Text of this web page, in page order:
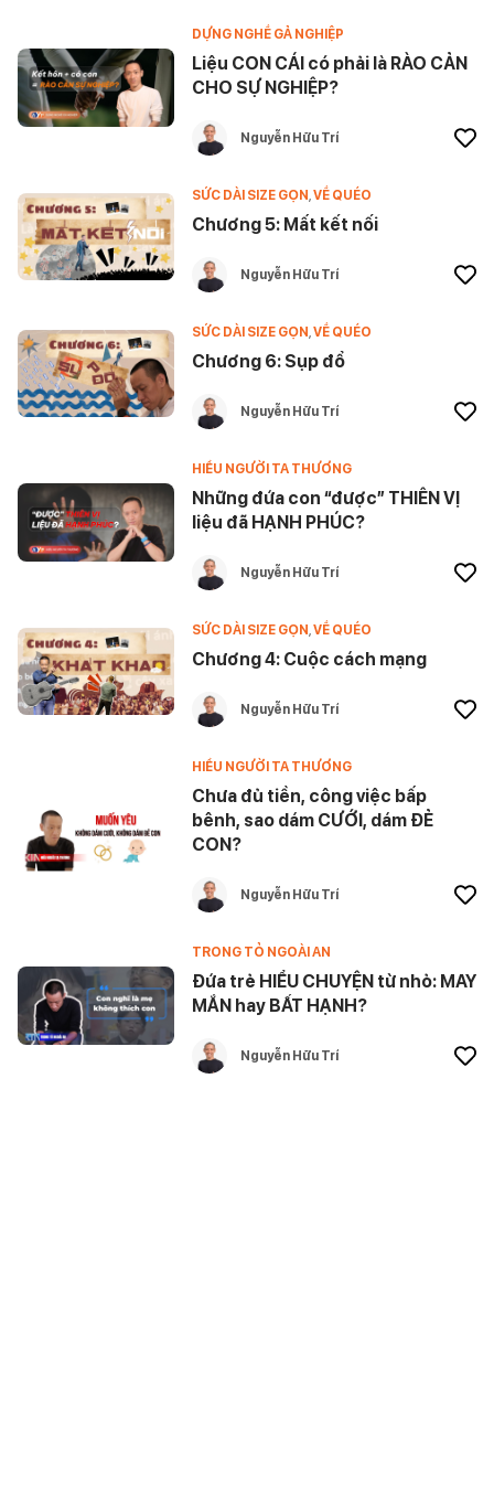
DỰNG NGHỀ GẢ NGHIỆP
Liệu CON CÁI có phải là RÀO CẢN
CHO SỰ NGHIỆP?
Nguyễn Hữu Trí
SỨC DÀI SIZE GỌN VỀ QUÉO
Chương 5: Mất kết nối
Nguyễn Hữu Trí
SỨC DÀI SIZE GỌN VỀ QUÉO
Chương 6: Sụp đổ
Nguyễn Hữu Trí
HIỂU NGƯỜI TA THƯƠNG
Những đứa con “được” THIÊN VỊ
liệu đã HẠNH PHÚC?
Nguyễn Hữu Trí
SỨC DÀI SIZE GỌN VỀ QUÉO
Chương 4: Cuộc cách mạng
Nguyễn Hữu Trí
HIỂU NGƯỜI TA THƯƠNG
Chưa đủ tiền, công việc bấp
bênh, sao dám CƯỚI, dám ĐẺ
CON?
Nguyễn Hữu Trí
TRONG TỎ NGOÀI AN
Đứa trẻ HIỂU CHUYỆN từ nhỏ: MAY
MẮN hay BẤT HẠNH?
Nguyễn Hữu Trí